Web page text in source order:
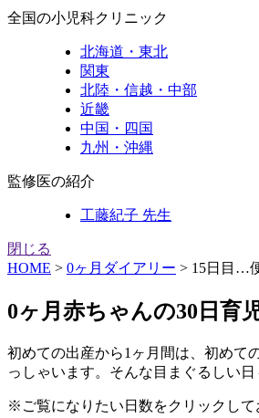
全国の小児科クリニック
北海道・東北
関東
北陸・信越・中部
近畿
中国・四国
九州・沖縄
監修医の紹介
工藤紀子 先生
閉じる
HOME > 0ヶ月ダイアリー > 15日目…
0ヶ月赤ちゃんの30日育
初めての出産から1ヶ月間は、初めて
っしゃいます。そんな目まぐるしい
※ご覧になりたい日数をクリックして